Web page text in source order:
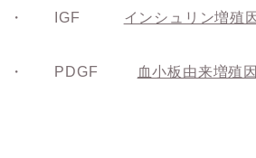
・ IGF インシュリン増殖
・ PDGF 血小板由来増殖